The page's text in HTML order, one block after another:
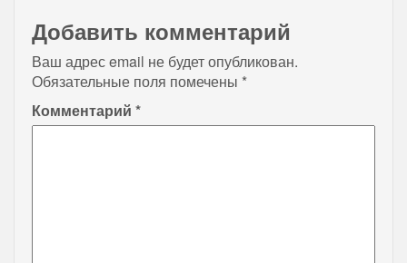
Добавить комментарий
Ваш адрес email не будет опубликован.
Обязательные поля помечены *
Комментарий *